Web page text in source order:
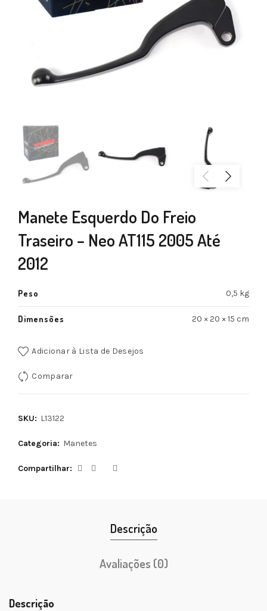
Manete Esquerdo Do Freio
Traseiro – Neo AT115 2005 Até
2012
Peso 0,5 kg
Dimensões 20 × 20 × 15 cm
Adicionar à Lista de Desejos
Comparar
SKU: L13122
Categoria: Manetes
Compartilhar
Descrição
Avaliações (0)
Descrição